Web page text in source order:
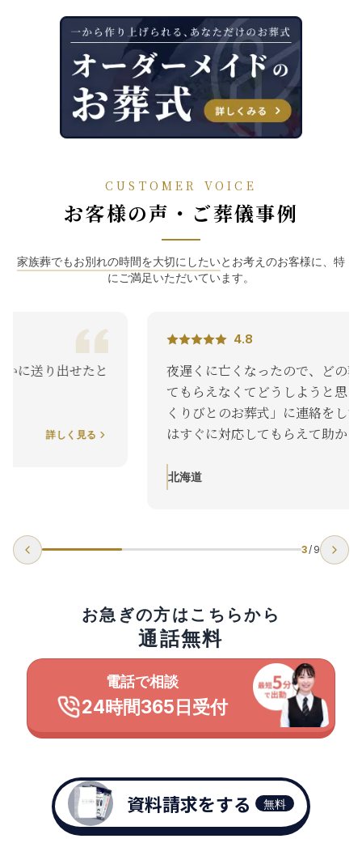
CUSTOMER VOICE
お客様の声・ご葬儀事例
家族葬でもお別れの時間を大切にしたいとお考えのお客様に、特
にご満足いただいています。
4.8
夜遅くに亡くなったので、どの葬儀屋さんも対応し
てもらえなくてどうしようと思っていました。「お
くりびとのお葬式」に連絡をしたんです。最終的に
はすぐに対応してもらえて助かりました。
3 / 9
お急ぎの方はこちらから
通話無料
電話で相談
24時間365日受付
資料請求をする 無料